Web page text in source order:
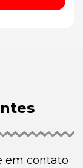
em contato